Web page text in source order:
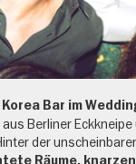
Korea Bar im
Berliner
der